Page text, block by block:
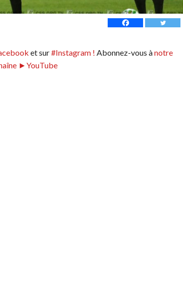
et sur#Instagram ! Abonnez-vous ànotre
►YouTube